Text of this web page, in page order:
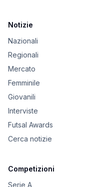
Notizie
Nazionali
Regionali
Mercato
Femminile
Giovanili
Interviste
Futsal Awards
Cerca notizie
Competizioni
Serie A